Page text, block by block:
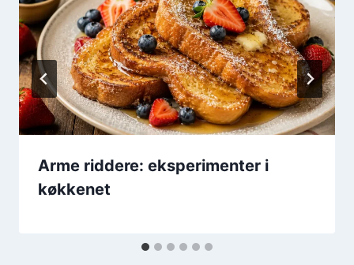
Arme riddere: eksperimenter i
køkkenet